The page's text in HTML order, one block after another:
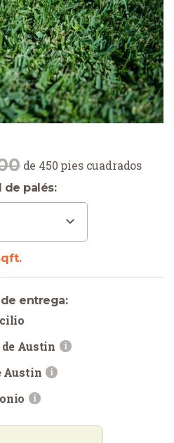
era: $220.00.
es: $205.00.
de 450 pies cuadrados
de palés:
entrega:
Austin
i
Austin i
i